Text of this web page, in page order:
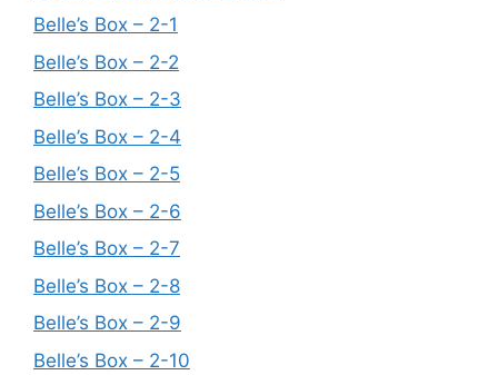
Belle’s Box – 2-1
Belle’s Box – 2-2
Belle’s Box – 2-3
Belle’s Box – 2-4
Belle’s Box – 2-5
Belle’s Box – 2-6
Belle’s Box – 2-7
Belle’s Box – 2-8
Belle’s Box – 2-9
Belle’s Box – 2-10